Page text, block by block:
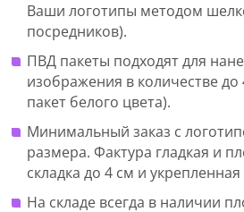
Ваши логотипы методом
посредников).
ПВД пакеты подходят для
изображения в количестве до
пакет белого цвета).
Минимальный заказ с
размера. Фактура гладкая и
складка до 4 см и
На складе всегда в наличии